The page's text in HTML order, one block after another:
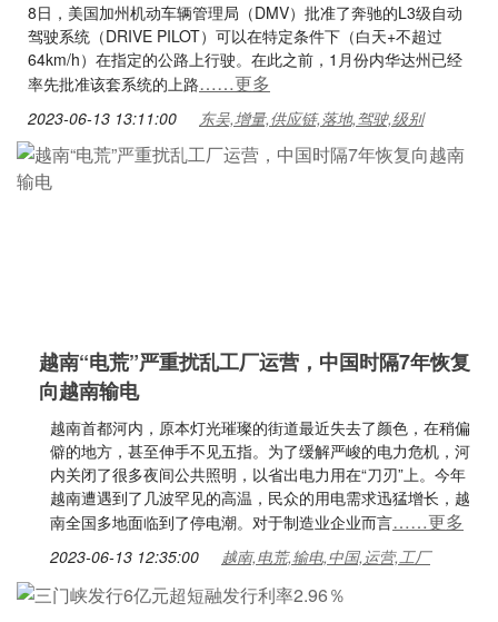
8日，美国加州机动车辆管理局（DMV）批准了奔驰的L3级自动
驾驶系统（DRIVE PILOT）可以在特定条件下（白天+不超过
64km/h）在指定的公路上行驶。在此之前，1月份内华达州已经
率先批准该套系统的上路……更多
2023-06-13 13:11:00 东吴,增量,供应链,落地,驾驶,级别
越南“电荒”严重扰乱工厂运营，中国时隔7年恢复
向越南输电
越南首都河内，原本灯光璀璨的街道最近失去了颜色，在稍偏
僻的地方，甚至伸手不见五指。为了缓解严峻的电力危机，河
内关闭了很多夜间公共照明，以省出电力用在“刀刃”上。今年
越南遭遇到了几波罕见的高温，民众的用电需求迅猛增长，越
南全国多地面临到了停电潮。对于制造业企业而言……更多
2023-06-13 12:35:00 越南,电荒,输电,中国,运营,工厂